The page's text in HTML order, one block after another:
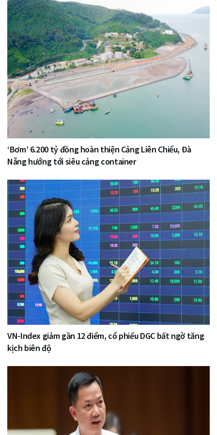
‘Bơm’ 6.200 tỷ đồng hoàn thiện Cảng Liên Chiểu, Đà
Nẵng hướng tới siêu cảng container
VN-Index giảm gần 12 điểm, cổ phiếu DGC bất ngờ tăng
kịch biên độ